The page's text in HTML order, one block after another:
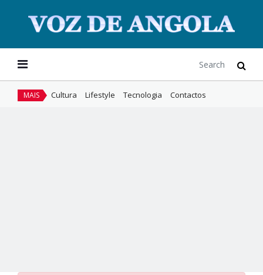
MAIS Cultura Lifestyle Tecnologia Contactos